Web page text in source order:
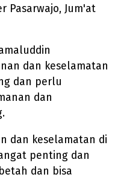
Pasarwajo, Jum'at
dan keselamatan
dan perlu
dan
dan keselamatan di
penting dan
dan bisa